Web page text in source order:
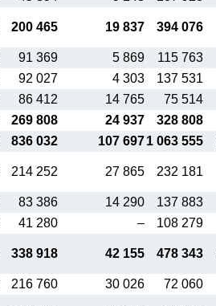
200 465 19 837 394 076
91 369 5 869 115 763
92 027 4 303 137 531
86 412 14 765 75 514
269 808 24 937 328 808
836 032 107 6971 063 555
214 252 27 865 232 181
83 386 14 290 137 883
41 280 – 108 279
338 918 42 155 478 343
216 760 30 026 72 060